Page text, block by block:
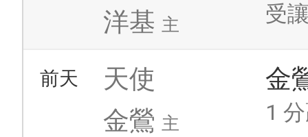
洋基 主 受
前天
天使
金鶯 主
金
1